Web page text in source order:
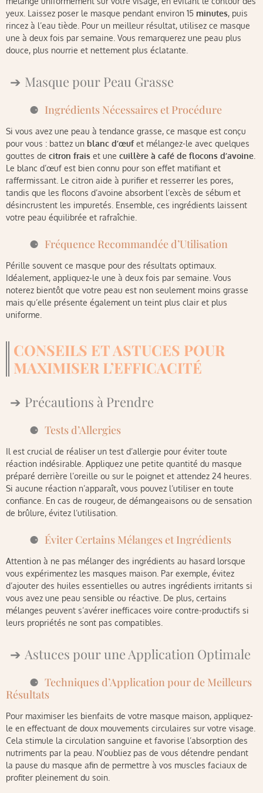
yeux. Laissez poser le masque pendant environ 15 minutes, puis
rincez à l’eau tiède. Pour un meilleur résultat, utilisez ce masque
une à deux fois par semaine. Vous remarquerez une peau plus
douce, plus nourrie et nettement plus éclatante.
Masque pour Peau Grasse
Ingrédients Nécessaires et Procédure
Si vous avez une peau à tendance grasse, ce masque est conçu
pour vous : battez un blanc d’œufet mélangez-le avec quelques
gouttes de citron frais et une cuillère à café de flocons d’avoine
Le blanc d’œuf est bien connu pour son effet matifiant et
raffermissant. Le citron aide à purifier et resserrer les pores,
tandis que les flocons d’avoine absorbent l’excès de sébum et
désincrustent les impuretés. Ensemble, ces ingrédients laissent
votre peau équilibrée et rafraîchie.
Fréquence Recommandée d’Utilisation
Pérille souvent ce masque pour des résultats optimaux.
Idéalement, appliquez-le une à deux fois par semaine. Vous
noterez bientôt que votre peau est non seulement moins grasse
mais qu’elle présente également un teint plus clair et plus
uniforme.
CONSEILS ET ASTUCES POUR
MAXIMISER L’EFFICACITÉ
Précautions à Prendre
Tests d’Allergies
Il est crucial de réaliser un test d’allergie pour éviter toute
réaction indésirable. Appliquez une petite quantité du masque
préparé derrière l’oreille ou sur le poignet et attendez 24 heures.
Si aucune réaction n’apparaît, vous pouvez l’utiliser en toute
confiance. En cas de rougeur, de démangeaisons ou de sensation
de brûlure, évitez l’utilisation.
Éviter Certains Mélanges et Ingrédients
Attention à ne pas mélanger des ingrédients au hasard lorsque
vous expérimentez les masques maison. Par exemple, évitez
d’ajouter des huiles essentielles ou autres ingrédients irritants si
vous avez une peau sensible ou réactive. De plus, certains
mélanges peuvent s’avérer inefficaces voire contre-productifs si
leurs propriétés ne sont pas compatibles.
Astuces pour une Application Optimale
Techniques d’Application pour de Meilleurs
Résultats
Pour maximiser les bienfaits de votre masque maison, appliquez-
le en effectuant de doux mouvements circulaires sur votre visage.
Cela stimule la circulation sanguine et favorise l’absorption des
nutriments par la peau. N’oubliez pas de vous détendre pendant
la pause du masque afin de permettre à vos muscles faciaux de
profiter pleinement du soin.